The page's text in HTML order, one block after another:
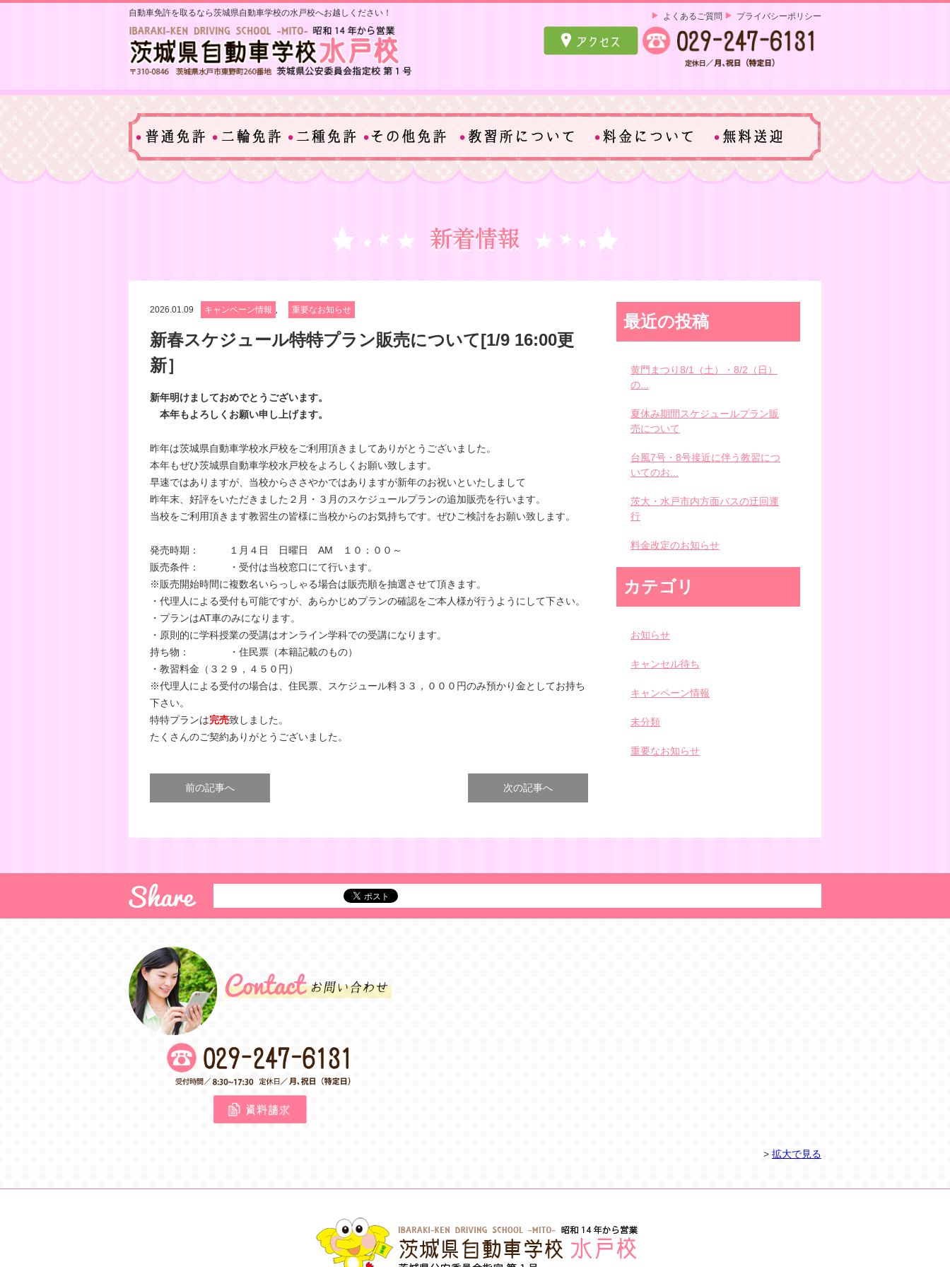
自動車免許を取るなら茨城県自動車学校の水戸校へお越しください！ プライバシーポリシー
よくあるご質問
2026.01.09 キャンペーン情報 重要なお知らせ
新春スケジュール特特プラン販売について[1/9 16:00更
新］
新年明けましておめでとうございます。
本年もよろしくお願い申し上げます。
昨年は茨城県自動車学校水戸校をご利用頂きましてありがとうございました。
本年もぜひ茨城県自動車学校水戸校をよろしくお願い致します。
早速ではありますが、当校からささやかではありますが新年のお祝いといたしまして
昨年末、好評をいただきました２月・３月のスケジュールプランの追加販売を行います。
当校をご利用頂きます教習生の皆様に当校からのお気持ちです。ぜひご検討をお願い致します。
発売時期： １月４日 日曜日 AM １０：００～
販売条件： ・受付は当校窓口にて行います。
※販売開始時間に複数名いらっしゃる場合は販売順を抽選させて頂きます。
・代理人による受付も可能ですが、あらかじめプランの確認をご本人様が行うようにして下さい。
・プランはAT車のみになります。
・原則的に学科授業の受講はオンライン学科での受講になります。
持ち物： ・住民票（本籍記載のもの）
・教習料金（３２９，４５０円）
※代理人による受付の場合は、住民票、スケジュール料３３，０００円のみ預かり金としてお持ち
下さい。
特特プランは完売致しました。
たくさんのご契約ありがとうございました。
前の記事へ 次の記事へ
最近の投稿
黄門まつり8/1（土）・8/2（日）
の...
夏休み期間スケジュールプラン販
売について
台風7号・8号接近に伴う教習につ
いてのお...
茨大・水戸市内方面バスの迂回運
行
料金改定のお知らせ
カテゴリ
お知らせ
キャンセル待ち
キャンペーン情報
未分類
重要なお知らせ
> 拡大で見る